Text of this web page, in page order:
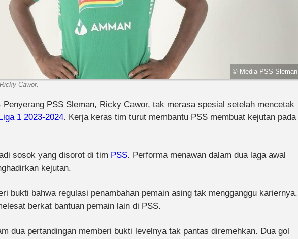
© Media PSS Sleman
Cawor.
Penyerang PSS Sleman, Ricky Cawor, tak merasa spesial setelah mencetak
1 2023-2024. Kerja keras tim turut membantu PSS membuat kejutan pada
sosok yang disorot di tim PSS. Performa menawan dalam dua laga awal
kejutan.
bukti bahwa regulasi penambahan pemain asing tak mengganggu kariernya.
berkat bantuan pemain lain di PSS.
dua pertandingan memberi bukti levelnya tak pantas diremehkan. Dua gol